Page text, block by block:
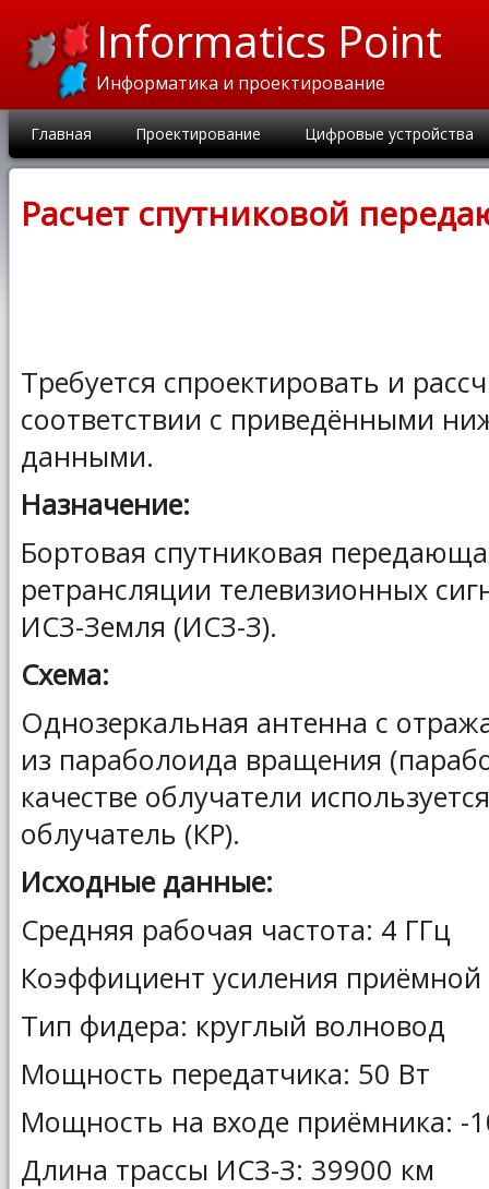
Informatics Point
Информатика и проектирование
Главная Проектирование Цифровые устройства
Расчет спутниковой
Требуется спроектировать и
соответствии с приведёнными
данными.
Назначение:
Бортовая спутниковая
ретрансляции телевизионных
ИСЗ-Земля (ИСЗ-З).
Схема:
Однозеркальная антенна с
из параболоида вращения
качестве облучатели
облучатель (КР).
Исходные данные:
Средняя рабочая частота: 4 ГГц
Коэффициент усиления
Тип фидера: круглый волновод
Мощность передатчика: 50 Вт
Мощность на входе приёмника: -
Длина трассы ИСЗ-З: 39900 км